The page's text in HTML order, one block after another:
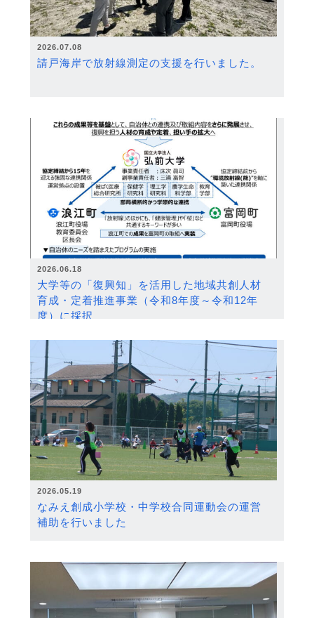
2026.07.08
請戸海岸で放射線測定の支援を行いました。
2026.06.18
大学等の「復興知」を活用した地域共創人材
育成・定着推進事業（令和8年度～令和12年
度）に採択
2026.05.19
なみえ創成小学校・中学校合同運動会の運営
補助を行いました